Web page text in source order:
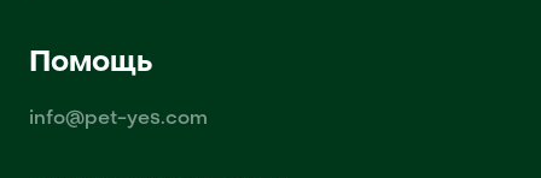
Помощь
info@pet-yes.com